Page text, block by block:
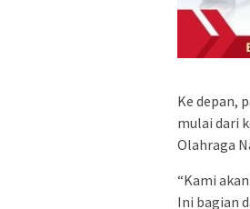
Ke depan,
mulai dari
Olahraga
“Kami
Ini bagian